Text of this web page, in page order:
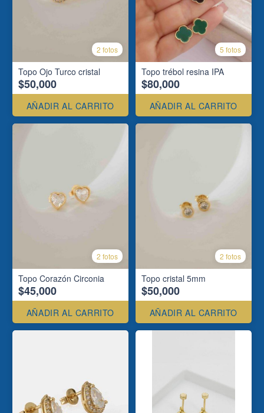
2 fotos
Topo Ojo Turco cristal
$50,000
AÑADIR AL CARRITO
5 fotos
Topo trébol resina IPA
$80,000
AÑADIR AL CARRITO
2 fotos
Topo Corazón Circonia
$45,000
AÑADIR AL CARRITO
2 fotos
Topo cristal 5mm
$50,000
AÑADIR AL CARRITO